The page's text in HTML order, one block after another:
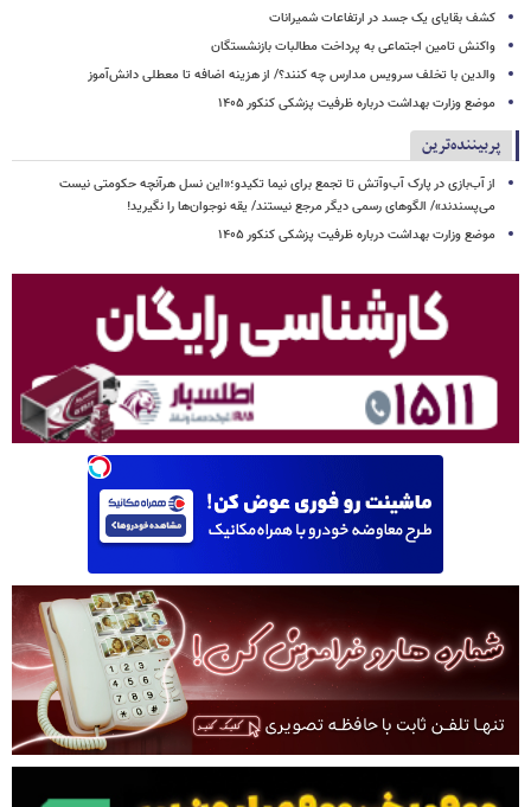
کشف بقایای یک جسد در ارتفاعات شمیرانات
واکنش تامین اجتماعی به پرداخت مطالبات بازنشستگان
والدین با تخلف سرویس مدارس چه کنند؟/ از هزینه اضافه تا معطلی دانش‌آموز
موضع وزارت بهداشت درباره ظرفیت پزشکی کنکور ۱۴۰۵
پربیننده‌ترین
از آب‌بازی در پارک آب‌وآتش تا تجمع برای نیما تکیدو؛«این نسل هرآنچه حکومتی نیست
می‌پسندند»/ الگوهای رسمی دیگر مرجع نیستند/ یقه نوجوان‌ها را نگیرید!
موضع وزارت بهداشت درباره ظرفیت پزشکی کنکور ۱۴۰۵